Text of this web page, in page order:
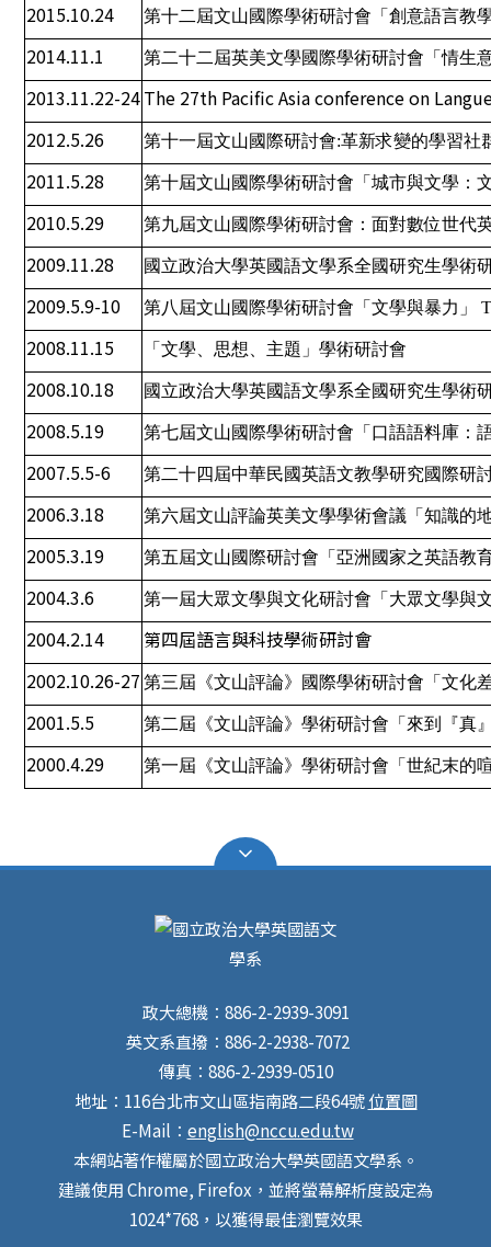
2015.10.24 第十二屆文山國際學術研討會「創意語言教
2014.11.1 第二十二屆英美文學國際學術研討會「情生
2013.11.22-24The 27th Pacific Asia conference on
2012.5.26
第十一屆文山國際研討會:革新求變的學習社
2011.5.28 第十屆文山國際學術研討會「城市與文學：
2010.5.29 第九屆文山國際學術研討會：面對數位世代
2009.11.28 國立政治大學英國語文學系全國研究生學術
2009.5.9-10 第八屆文山國際學術研討會「文學與暴力」
2008.11.15 「文學、思想、主題」學術研討會
2008.10.18 國立政治大學英國語文學系全國研究生學術
2008.5.19 第七屆文山國際學術研討會「口語語料庫：
2007.5.5-6 第二十四屆中華民國英語文教學研究國際研
2006.3.18 第六屆文山評論英美文學學術會議「知識的
2005.3.19 第五屆文山國際研討會「亞洲國家之英語教
2004.3.6 第一屆大眾文學與文化研討會「大眾文學與
2004.2.14
第四屆語言與科技學術研討會
2002.10.26-27 第三屆《文山評論》國際學術研討會「文化
2001.5.5 第二屆《文山評論》學術研討會「來到『真
2000.4.29 第一屆《文山評論》學術研討會「世紀末的
政大總機：886-2-2939-3091
英文系直撥：886-2-2938-7072
傳真：886-2-2939-0510
地址：116台北市文山區指南路二段64號位置圖
E-Mail： english@nccu.edu.tw
本網站著作權屬於國立政治大學英國語文學系。
建議使用 Chrome, Firefox，並將螢幕解析度設定為
1024*768，以獲得最佳瀏覽效果